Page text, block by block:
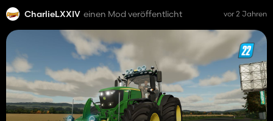
CharlieLXXIV einen Mod veröffentlicht vor 2 Jahren